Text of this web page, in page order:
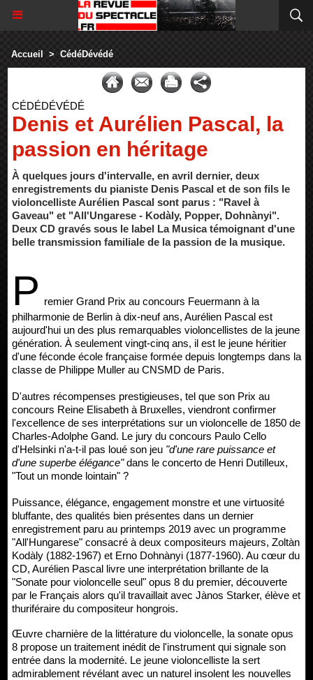
Accueil > CédéDévédé
CÉDÉDÉVÉDÉ
Denis et Aurélien Pascal, la
passion en héritage
À quelques jours d'intervalle, en avril dernier, deux
enregistrements du pianiste Denis Pascal et de son fils le
violoncelliste Aurélien Pascal sont parus : "Ravel à
Gaveau" et "All'Ungarese - Kodàly, Popper, Dohnànyi".
Deux CD gravés sous le label La Musica témoignant d'une
belle transmission familiale de la passion de la musique.
P remier Grand Prix au concours Feuermann à la
philharmonie de Berlin à dix-neuf ans, Aurélien Pascal est
aujourd'hui un des plus remarquables violoncellistes de la jeune
génération. À seulement vingt-cinq ans, il est le jeune héritier
d'une féconde école française formée depuis longtemps dans la
classe de Philippe Muller au CNSMD de Paris.
D'autres récompenses prestigieuses, tel que son Prix au
concours Reine Elisabeth à Bruxelles, viendront confirmer
l'excellence de ses interprétations sur un violoncelle de 1850 de
Charles-Adolphe Gand. Le jury du concours Paulo Cello
d'Helsinki n'a-t-il pas loué son jeu "d'une rare puissance et
d'une superbe élégance"dans le concerto de Henri Dutilleux,
"Tout un monde lointain" ?
Puissance, élégance, engagement monstre et une virtuosité
bluffante, des qualités bien présentes dans un dernier
enregistrement paru au printemps 2019 avec un programme
"All'Hungarese" consacré à deux compositeurs majeurs, Zoltàn
Kodàly (1882-1967) et Erno Dohnànyi (1877-1960). Au cœur du
CD, Aurélien Pascal livre une interprétation brillante de la
"Sonate pour violoncelle seul" opus 8 du premier, découverte
par le Français alors qu'il travaillait avec Jànos Starker, élève et
thuriféraire du compositeur hongrois.
Œuvre charnière de la littérature du violoncelle, la sonate opus
8 propose un traitement inédit de l'instrument qui signale son
entrée dans la modernité. Le jeune violoncelliste la sert
admirablement révélant avec un naturel insolent les nouvelles